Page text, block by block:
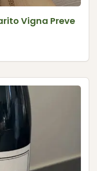
Vigna Preve